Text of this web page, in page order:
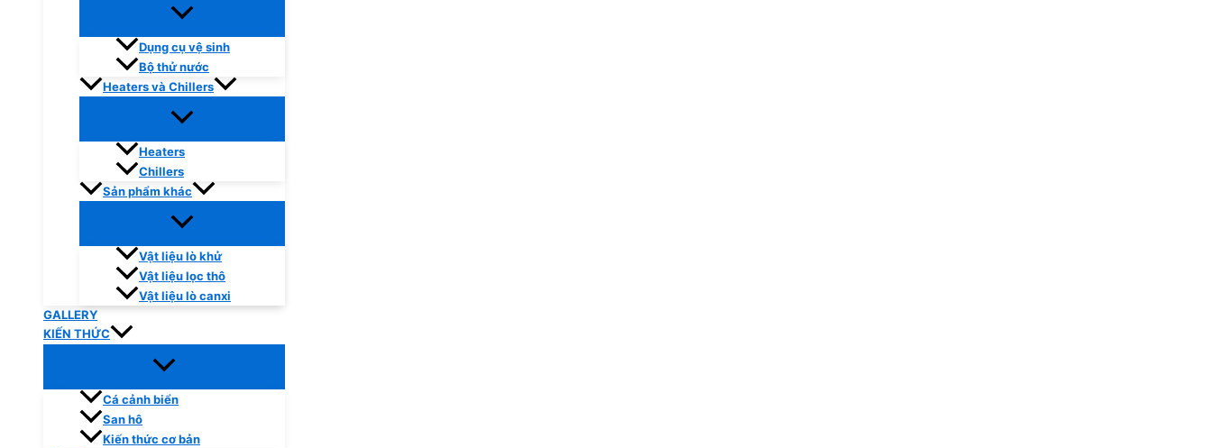
Dụng cụ vệ sinh
Bộ thử nước
Heaters và Chillers
Heaters
Chillers
Sản phẩm khác
Vật liệu lò khử
Vật liệu lọc thô
Vật liệu lò canxi
GALLERY
KIẾN THỨC
Cá cảnh biển
San hô
Kiến thức cơ bản